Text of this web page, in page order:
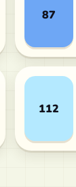
87
112